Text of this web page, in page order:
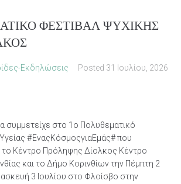
ΦΕΣΤΙΒΑΛ ΨΥΧΙΚΗΣ
Εκδηλώσεις Posted 31 Ιουλίου, 2026
συμμετείχε στο 1ο Πολυθεματικό
#ΈναςΚόσμοςγιαΕμάς# που
Κέντρο Πρόληψης Δίολκος Κέντρο
και το Δήμο Κορινθίων την Πέμπτη 2
3 Ιουλίου στο Φλοίσβο στην